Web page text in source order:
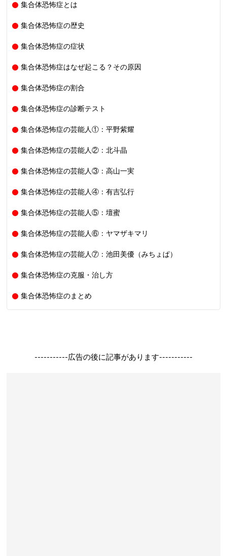
集合体恐怖症とは
集合体恐怖症の歴史
集合体恐怖症の症状
集合体恐怖症はなぜ起こる？その原因
集合体恐怖症の割合
集合体恐怖症の診断テスト
集合体恐怖症の芸能人①：平野紫耀
集合体恐怖症の芸能人②：北斗晶
集合体恐怖症の芸能人③：高山一実
集合体恐怖症の芸能人④：有吉弘行
集合体恐怖症の芸能人⑤：壇蜜
集合体恐怖症の芸能人⑥：ヤマザキマリ
集合体恐怖症の芸能人⑦：池田美優（みちょぱ）
集合体恐怖症の克服・治し方
集合体恐怖症のまとめ
-----------広告の後に記事があります-----------